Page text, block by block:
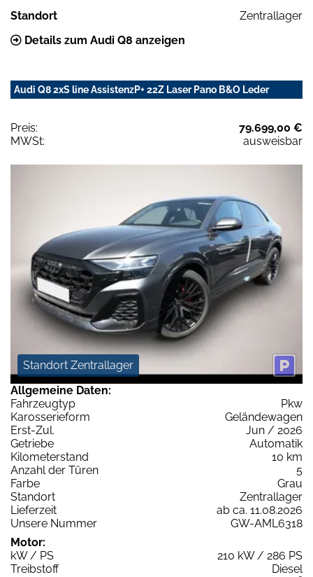
Standort
Zentrallager
Details zum Audi Q8 anzeigen
Audi Q8 2xS line AssistenzP+ 22Z Laser Pano B&O Leder
Preis:
79.699,00 €
MWSt:
ausweisbar
Standort Zentrallager
Allgemeine Daten:
Fahrzeugtyp
Pkw
Karosserieform
Geländewagen
Erst-Zul.
Jun / 2026
Getriebe
Automatik
Kilometerstand
10 km
Anzahl der Türen
5
Farbe
Grau
Standort
Zentrallager
Lieferzeit
ab ca. 11.08.2026
Unsere Nummer
GW-AML6318
Motor:
kW / PS
210 kW / 286 PS
Treibstoff
Diesel